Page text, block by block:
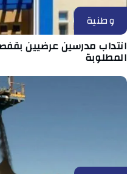
وطنية
انتداب مدرسين عرضيين
المطلوبة